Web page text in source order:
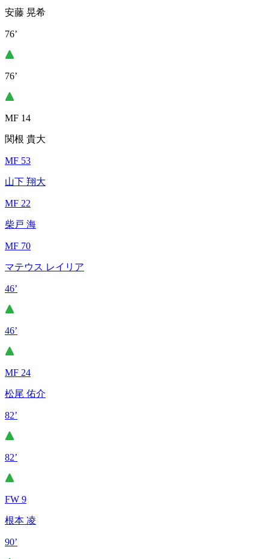
安藤 晃希
76’
76’
MF 14
関根 貴大
MF 53
山下 翔大
MF 22
柴戸 海
MF 70
マテウス レイリア
46’
46’
MF 24
松尾 佑介
82’
82’
FW 9
根本 凌
90’